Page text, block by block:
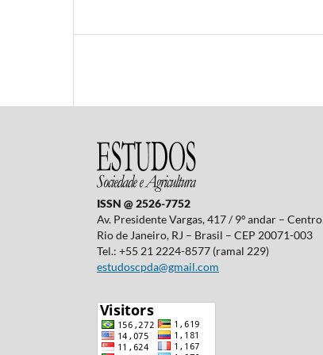
ISSN @ 2526-7752
Av. Presidente Vargas, 417 / 9º andar – Centro
Rio de Janeiro, RJ – Brasil – CEP 20071-003
Tel.: +55 21 2224-8577 (ramal 229)
estudoscpda@gmail.com